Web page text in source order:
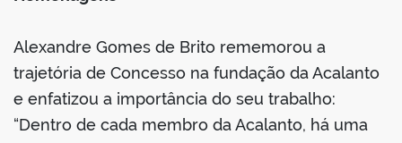
Alexandre Gomes de Brito rememorou a
trajetória de Concesso na fundação da Acalanto
e enfatizou a importância do seu trabalho:
“Dentro de cada membro da Acalanto, há uma